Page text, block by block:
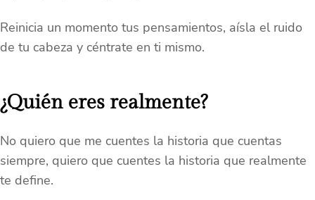
Reinicia un momento tus pensamientos, aísla el ruido
de tu cabeza y céntrate en ti mismo.
¿Quién eres realmente?
No quiero que me cuentes la historia que cuentas
siempre, quiero que cuentes la historia que realmente
te define.